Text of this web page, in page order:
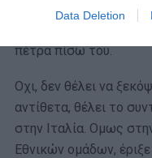
Data Deletion
τον χάσουμε» ήταν τα
πέτρα πίσω του.
Οχι, δεν θέλει να
αντίθετα, θέλει το
στην Ιταλία. Ομως
Εθνικών ομάδων,